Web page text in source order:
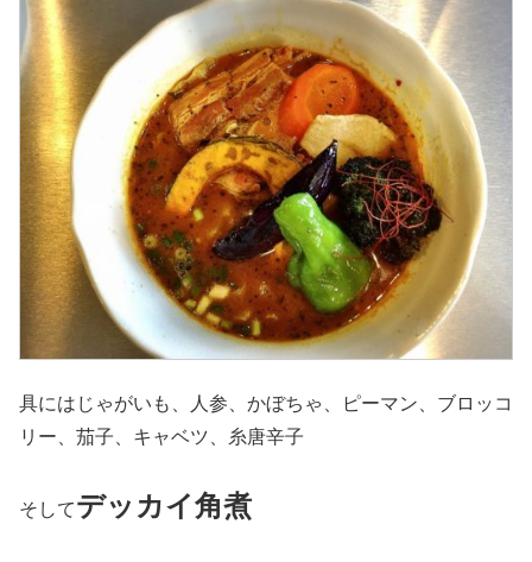
具にはじゃがいも、人参、かぼちゃ、ピーマン、ブロッコ
リー、茄子、キャベツ、糸唐辛子
そしてデッカイ角煮